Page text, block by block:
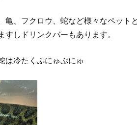
亀、フクロウ、蛇など様々なペット
すしドリンクバーもあります。
は冷たくぷにゅぷにゅ